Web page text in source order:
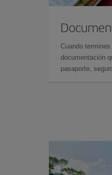
Cuando
documentación
pasaporte,